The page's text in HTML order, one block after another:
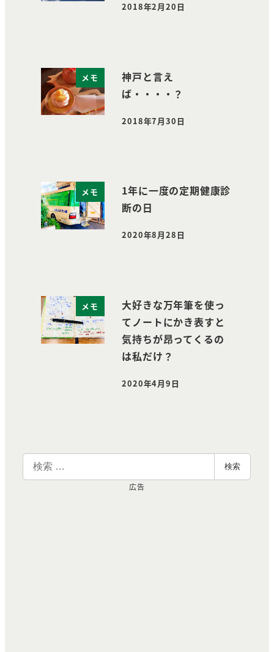
投稿日
2018年2月20日
メモ
神戸と言え
ば・・・・？
投稿日
2018年7月30日
メモ
1年に一度の定期健康診
断の日
投稿日
2020年8月28日
メモ
大好きな万年筆を使っ
てノートにかき表すと
気持ちが昂ってくるの
は私だけ？
投稿日
2020年4月9日
検
索
検索
広告